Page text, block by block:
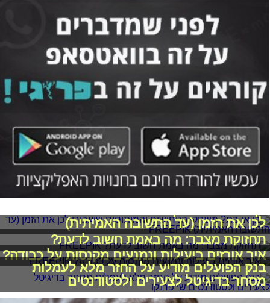
לכן את הזמן (עד התשובה האמיתית)
תחזוקת מצבר: מה באמת חשוב לדעת?
איך אורזים ביעילות ונמנעים מקנסות על כבודה?
בנק הפועלים מודיע על החזר מלא לעמלות
מסחר בדיגיטל לצעירים ולסטודנטים